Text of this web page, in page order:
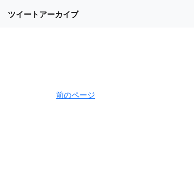
ツイートアーカイブ
前のページ